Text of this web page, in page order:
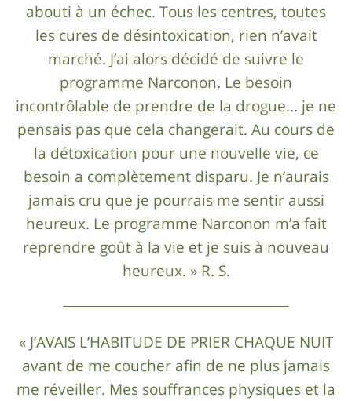
abouti à un échec. Tous les centres, toutes
les cures de désintoxication, rien n’avait
marché. J’ai alors décidé de suivre le
programme Narconon. Le besoin
incontrôlable de prendre de la drogue... je ne
pensais pas que cela changerait. Au cours de
la détoxication pour une nouvelle vie, ce
besoin a complètement disparu. Je n’aurais
jamais cru que je pourrais me sentir aussi
heureux. Le programme Narconon m’a fait
reprendre goût à la vie et je suis à nouveau
heureux. » R. S.
« J’AVAIS L’HABITUDE DE PRIER CHAQUE NUIT
avant de me coucher afin de ne plus jamais
me réveiller. Mes souffrances physiques et la